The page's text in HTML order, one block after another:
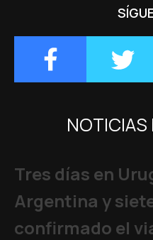
NOTICIAS
Tres días en
Argentina y
confirmado el